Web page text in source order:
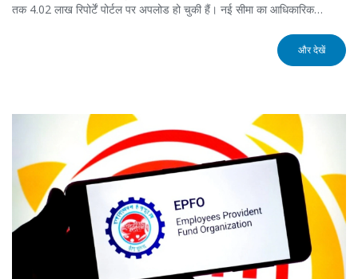
तक 4.02 लाख रिपोर्टें पोर्टल पर अपलोड हो चुकी हैं। नई सीमा का आधिकारिक
और देखें